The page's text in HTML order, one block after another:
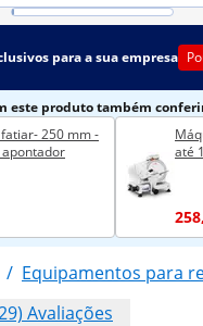
para a sua empresa
este produto também
250 mm -
até
/ Equipamentos para
Avaliações